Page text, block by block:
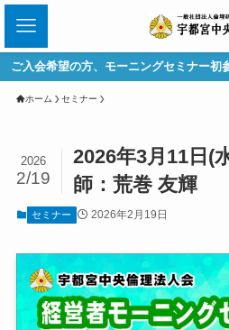
ご入会希望の方、モーニングセミナー初
ホーム セミナー
2026年3月11日
師：荒巻 友輝
2026
2/19
セミナー 2026年2月19日